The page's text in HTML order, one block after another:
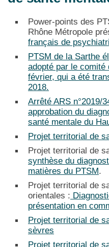
Power-points des
Rhône Métropole
français de
PTSM de la Sarthe
adopté par le comité
février, qui a été
2018.
Arrêté ARS n°2019/
approbation du
santé mentale du
Projet territorial de
Projet territorial de
synthèse du
matières du PTSM.
Projet territorial de
orientales :
présentation en
Projet territorial de
sèvres
Projet territorial de